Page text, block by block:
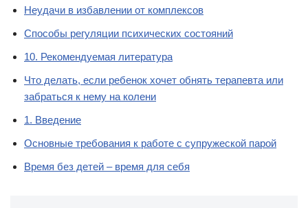
Неудачи в избавлении от комплексов
Способы регуляции психических состояний
10. Рекомендуемая литература
Что делать, если ребенок хочет обнять терапевта или
забраться к нему на колени
1. Введение
Основные требования к работе с супружеской парой
Время без детей – время для себя